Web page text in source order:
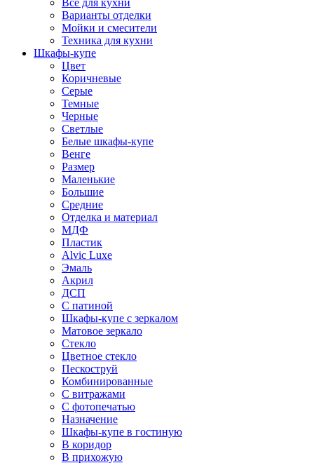
Все для кухни
Варианты отделки
Мойки и смесители
Техника для кухни
Шкафы-купе
Цвет
Коричневые
Серые
Темные
Черные
Светлые
Белые шкафы-купе
Венге
Размер
Маленькие
Большие
Средние
Отделка и материал
МДФ
Пластик
Alvic Luxe
Эмаль
Акрил
ДСП
С патиной
Шкафы-купе с зеркалом
Матовое зеркало
Стекло
Цветное стекло
Пескоструй
Комбинированные
С витражами
С фотопечатью
Назначение
Шкафы-купе в гостиную
В коридор
В прихожую